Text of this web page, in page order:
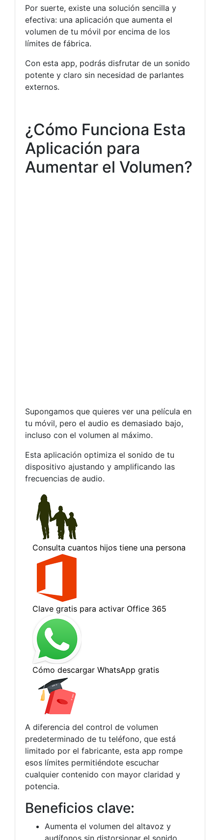
Por suerte, existe una solución sencilla y
efectiva: una aplicación que aumenta el
volumen de tu móvil por encima de los
límites de fábrica.
Con esta app, podrás disfrutar de un sonido
potente y claro sin necesidad de parlantes
externos.
¿Cómo Funciona Esta
Aplicación para
Aumentar el Volumen?
Supongamos que quieres ver una película en
tu móvil, pero el audio es demasiado bajo,
incluso con el volumen al máximo.
Esta aplicación optimiza el sonido de tu
dispositivo ajustando y amplificando las
frecuencias de audio.
A diferencia del control de volumen
predeterminado de tu teléfono, que está
limitado por el fabricante, esta app rompe
esos límites permitiéndote escuchar
cualquier contenido con mayor claridad y
potencia.
Beneficios clave:
Aumenta el volumen del altavoz y
audífonos sin distorsionar el sonido.